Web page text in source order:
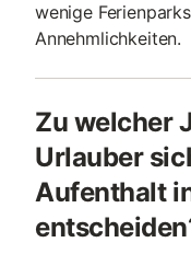
wenige
Annehmlichkeiten.
Zu welcher
Urlauber
Aufenthalt